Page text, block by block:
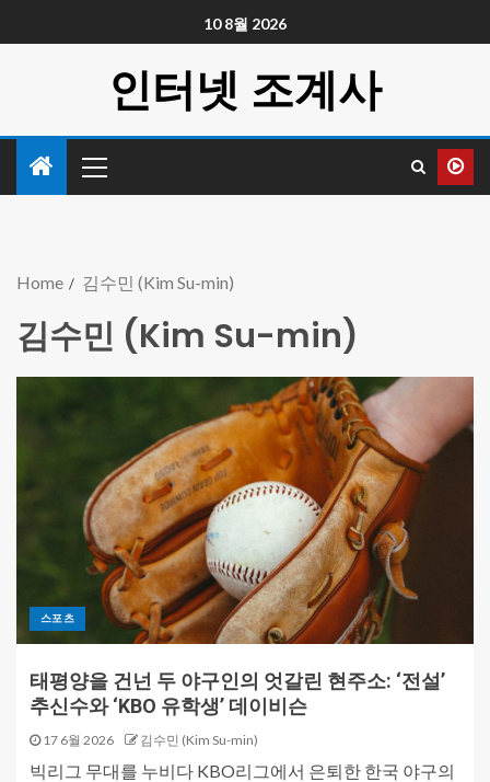
10 8월 2026
인터넷 조계사
Home 김수민 (Kim Su-min)
김수민 (Kim Su-min)
스포츠
태평양을 건넌 두 야구인의 엇갈린 현주소: ‘전설’
추신수와 ‘KBO 유학생’ 데이비슨
17 6월 2026 김수민 (Kim Su-min)
빅리그 무대를 누비다 KBO리그에서 은퇴한 한국 야구의